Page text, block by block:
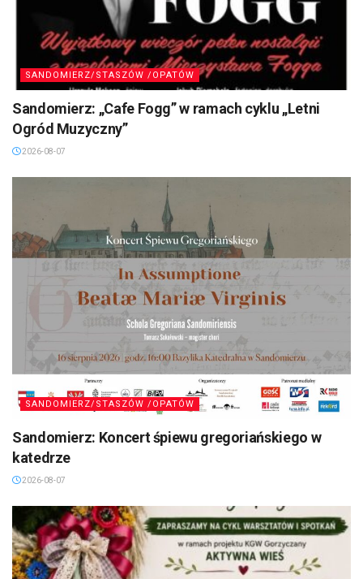
SANDOMIERZ/STASZÓW /OPATÓW
Sandomierz: „Cafe Fogg” w ramach cyklu „Letni
Ogród Muzyczny”
2026-08-07
SANDOMIERZ/STASZÓW /OPATÓW
Sandomierz: Koncert śpiewu gregoriańskiego w
katedrze
2026-08-07